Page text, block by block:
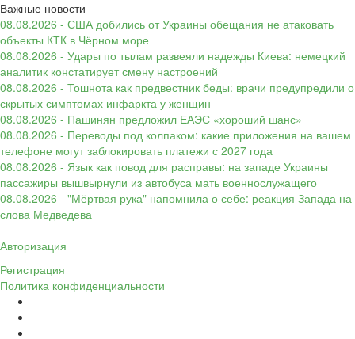
Важные новости
08.08.2026 - США добились от Украины обещания не атаковать
объекты КТК в Чёрном море
08.08.2026 - Удары по тылам развеяли надежды Киева: немецкий
аналитик констатирует смену настроений
08.08.2026 - Тошнота как предвестник беды: врачи предупредили о
скрытых симптомах инфаркта у женщин
08.08.2026 - Пашинян предложил ЕАЭС «хороший шанс»
08.08.2026 - Переводы под колпаком: какие приложения на вашем
телефоне могут заблокировать платежи с 2027 года
08.08.2026 - Язык как повод для расправы: на западе Украины
пассажиры вышвырнули из автобуса мать военнослужащего
08.08.2026 - "Мёртвая рука" напомнила о себе: реакция Запада на
слова Медведева
Авторизация
Регистрация
Политика конфиденциальности